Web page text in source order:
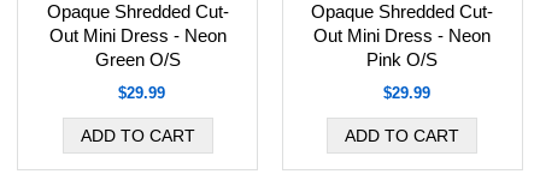
Opaque Shredded Cut-
Out Mini Dress - Neon
Green O/S
$29.99
Opaque Shredded Cut-
Out Mini Dress - Neon
Pink O/S
$29.99